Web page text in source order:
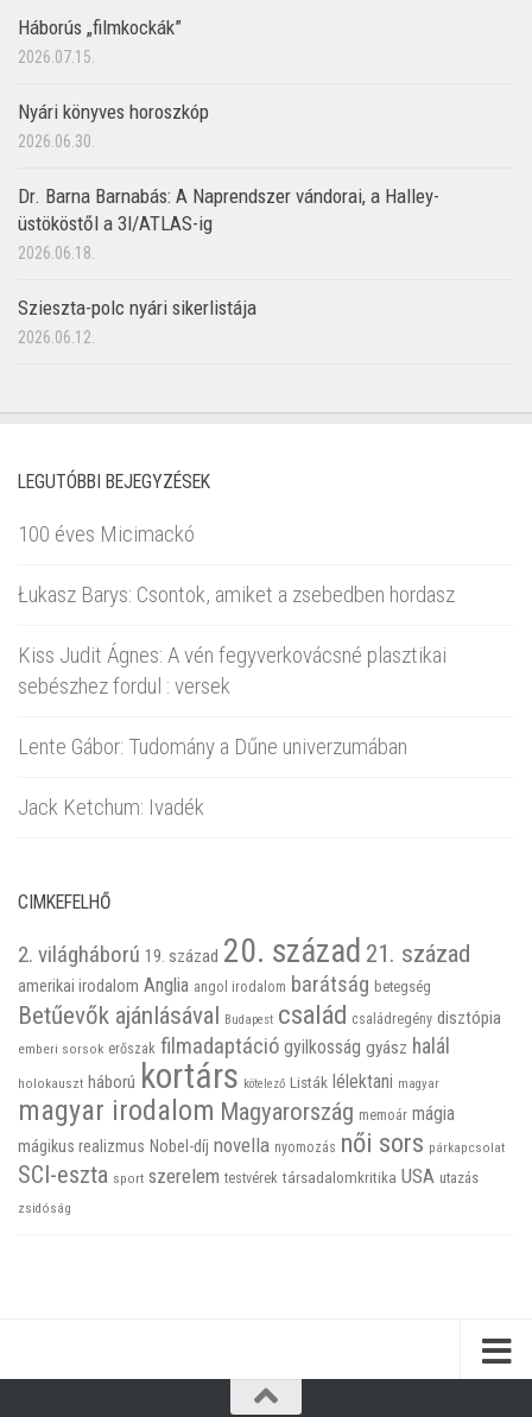
Háborús „filmkockák”
2026.07.15.
Nyári könyves horoszkóp
2026.06.30.
Dr. Barna Barnabás: A Naprendszer vándorai, a Halley-
üstököstől a 3I/ATLAS-ig
2026.06.18.
Szieszta-polc nyári sikerlistája
2026.06.12.
LEGUTÓBBI BEJEGYZÉSEK
100 éves Micimackó
Łukasz Barys: Csontok, amiket a zsebedben hordasz
Kiss Judit Ágnes: A vén fegyverkovácsné plasztikai
sebészhez fordul : versek
Lente Gábor: Tudomány a Dűne univerzumában
Jack Ketchum: Ivadék
CIMKEFELHŐ
2. világháború 19. század 20. század 21. század
amerikai irodalom Anglia angol irodalom barátság betegség
Betűevők ajánlásával Budapest család családregény disztópia
emberi sorsok erőszak filmadaptáció gyilkosság gyász halál
holokauszt háború kortárs kötelező Listák lélektani magyar
magyar irodalom Magyarország memoár mágia
mágikus realizmus Nobel-díj novella nyomozás női sors párkapcsolat
SCI-eszta sport szerelem testvérek társadalomkritika USA utazás
zsidóság